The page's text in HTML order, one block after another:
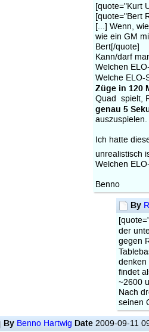
[quote="Kurt
[quote="Bert
[...] Wenn,
wie ein GM
Bert[/quote]
Kann/darf
Welchen
Welche ELO-
Züge in 120
Quad spielt,
genau 5
Ich hatte
unrealistisch
Welchen
Benno
By
der
gegen
denken
findet
~2600
Nach
seinen
By Benno Hartwig Date2009-09-11